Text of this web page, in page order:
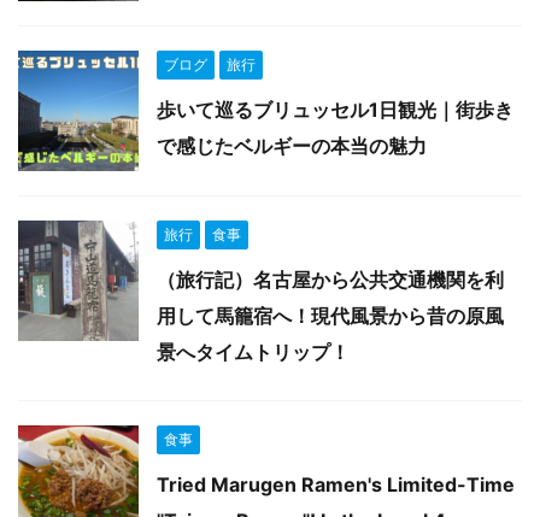
ブログ 旅行
歩いて巡るブリュッセル1日観光｜街歩き
で感じたベルギーの本当の魅力
旅行 食事
（旅行記）名古屋から公共交通機関を利
用して馬籠宿へ！現代風景から昔の原風
景へタイムトリップ！
食事
Tried Marugen Ramen's Limited-Time